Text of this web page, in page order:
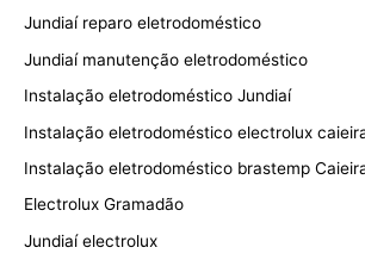
Jundiaí reparo eletrodoméstico
Jundiaí manutenção eletrodoméstico
Instalação eletrodoméstico Jundiaí
Instalação eletrodoméstico electrolux
Instalação eletrodoméstico brastemp
Electrolux Gramadão
Jundiaí electrolux